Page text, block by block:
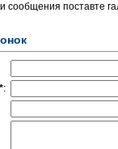
сообщения поставте
*: